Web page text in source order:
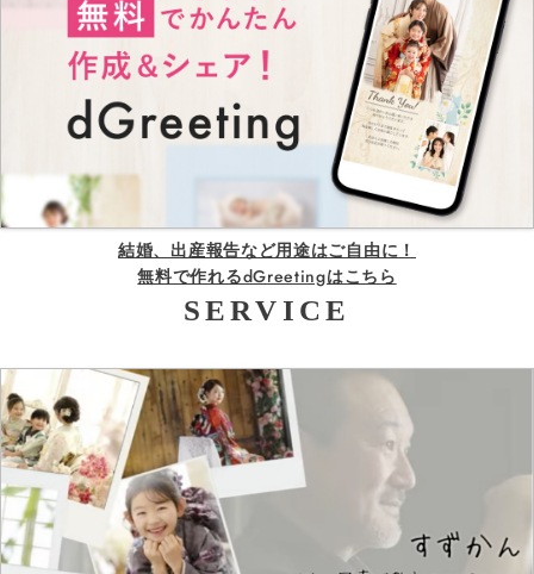
結婚、出産報告など用途はご自由に！
無料で作れるdGreetingはこちら
SERVICE